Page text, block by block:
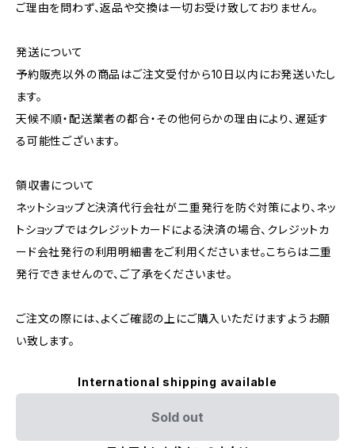
ご理由を問わず、返品や交換は一切お受け致しておりません。
発送について
予約販売以外の商品はご注文受付から10日以内にお発送いたし
ます。
天候不順・配送業者の都合・その他何らかの理由により、遅延す
る可能性ございます。
領収書について
ネットショップと決済代行会社が二重発行を防ぐ対策により、ネッ
トショップではクレジットカードによる決済の場合、クレジットカ
ード会社発行の利用明細書をご利用くださいませ。こちらは二重
発行できませんので、ご了承をくださいませ。
ご注文の際には、よくご確認の上にご購入いただけますようお願
い致します。
International shipping available
Sold out